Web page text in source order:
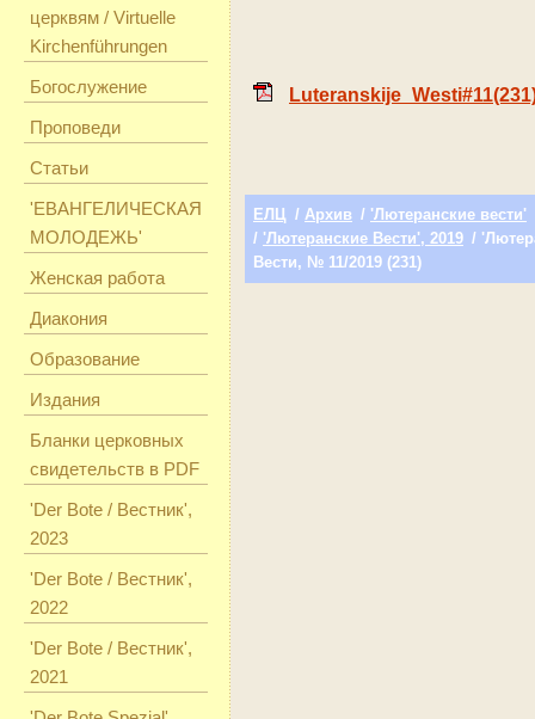
церквям / Virtuelle
Kirchenführungen
Богослужение
Проповеди
Статьи
'ЕВАНГЕЛИЧЕСКАЯ
МОЛОДЕЖЬ'
Женская работа
Диакония
Образование
Издания
Бланки церковных
свидетельств в PDF
'Der Bote / Вестник',
2023
'Der Bote / Вестник',
2022
'Der Bote / Вестник',
2021
ЕЛЦ / Архив / 'Лютеранские вести'
/ 'Лютеранские Вести', 2019 /
Вести, № 11/2019 (231)